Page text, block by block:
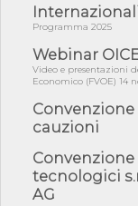
con ...
riqualificazione
06/08/26 - CdM:
06/08/26 - DDL
norme UE in m...
05/08/26 - DL
fiducia...
05/08/26 - Focus
Programma 2025
Webinar
Video e presentazioni
Economico (FVOE) 14
Convenzione
cauzioni
tecnologici
AG